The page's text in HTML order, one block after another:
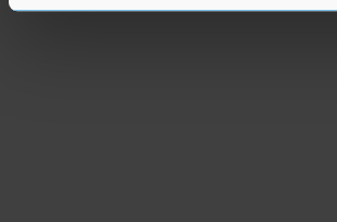
U kunt uw toestemming op elk moment